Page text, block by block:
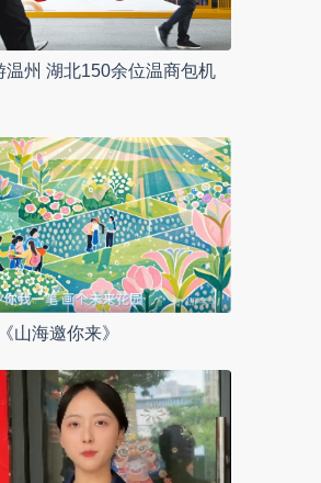
温州 湖北150余位温商包机
山海邀你来》